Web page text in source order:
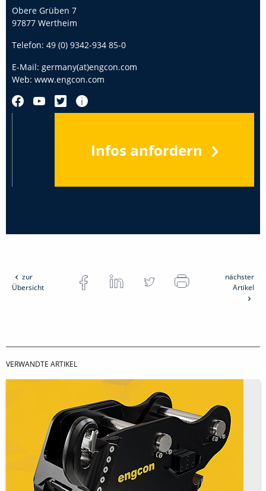
Obere Grüben 7
97877 Wertheim
Telefon: 49 (0) 9342-934 85-0
E-Mail: germany(at)engcon.com
Web: www.engcon.com
Infos anfordern
zur
Übersicht
nächster
Artikel
VERWANDTE ARTIKEL